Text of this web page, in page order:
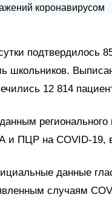
подтвердилось
школьников.
12 814
регионального
и ПЦР на COVID-19,
данные
случаям